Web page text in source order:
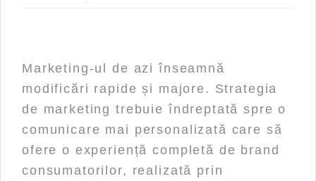
Marketing-ul de azi înseamnă
modificări rapide și majore. Strategia
de marketing trebuie îndreptată spre o
comunicare mai personalizată care să
ofere o experiență completă de brand
consumatorilor, realizată prin